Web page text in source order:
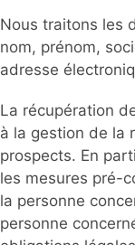
Nous traitons les
nom, prénom,
adresse
La récupération
à la gestion de la
prospects. En
les mesures pré-
la personne
personne